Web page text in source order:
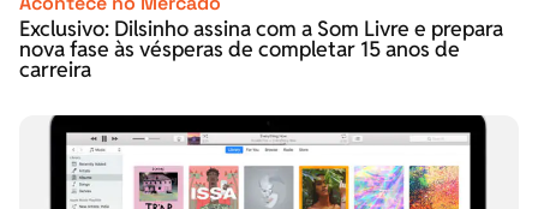
Exclusivo: Dilsinho assina com a Som Livre e prepara
nova fase às vésperas de completar 15 anos de
carreira